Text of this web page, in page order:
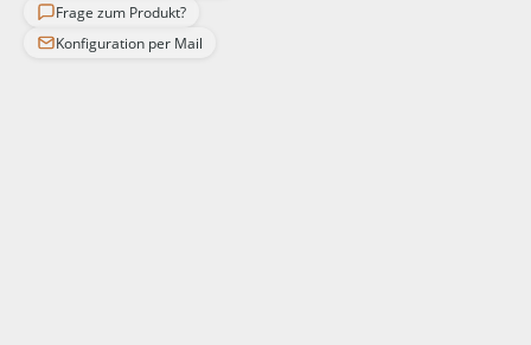
Frage zum Produkt?
Konfiguration per Mail